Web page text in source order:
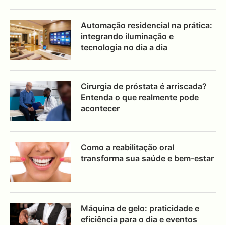
Automação residencial na prática:
integrando iluminação e
tecnologia no dia a dia
Cirurgia de próstata é arriscada?
Entenda o que realmente pode
acontecer
Como a reabilitação oral
transforma sua saúde e bem-estar
Máquina de gelo: praticidade e
eficiência para o dia e eventos